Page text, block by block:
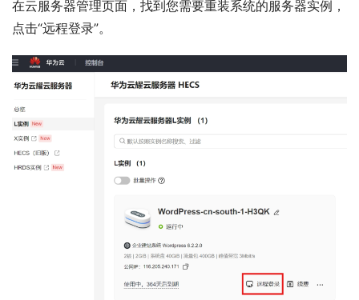
在云服务器管理页面，找到您需要重装系统的服务器实例，
点击“远程登录”。